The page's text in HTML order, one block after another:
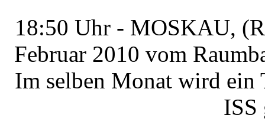
18:50 Uhr - MOSKAU,
Februar 2010 vom
Im selben Monat wird ein
ISS